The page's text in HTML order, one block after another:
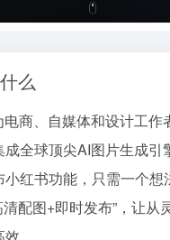
么
商、自媒体和设计工作
成全球顶尖AI图片生成引
小红书功能，只需一个想
清配图+即时发布”，让从